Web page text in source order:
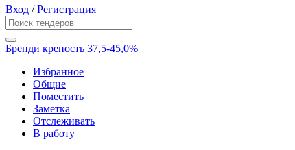
Вход /Регистрация
Бренди крепость 37,5-45,0%
Избранное
Общие
Поместить
Заметка
Отслеживать
В работу